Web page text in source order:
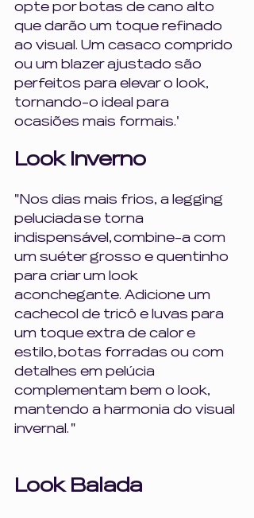
opte por botas de cano alto
que darão um toque refinado
ao visual. Um casaco comprido
ou um blazer ajustado são
perfeitos para elevar o look,
tornando-o ideal para
ocasiões mais formais.'
Look Inverno
"Nos dias mais frios, a legging
peluciada se torna
indispensável, combine-a com
um suéter grosso e quentinho
para criar um look
aconchegante. Adicione um
cachecol de tricô e luvas para
um toque extra de calor e
estilo, botas forradas ou com
detalhes em pelúcia
complementam bem o look,
mantendo a harmonia do visual
invernal. "
Look Balada